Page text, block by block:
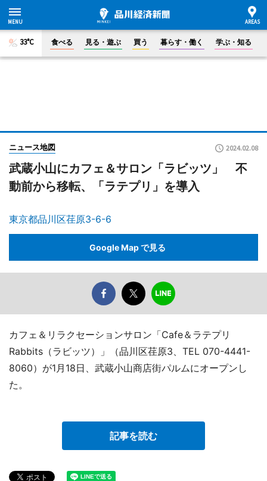
33°C 食べる 見る・遊ぶ 買う 暮らす・働く 学ぶ・知る
ニュース地図 2024.02.08
武蔵小山にカフェ＆サロン「ラビッツ」 不
動前から移転、「ラテプリ」を導入
東京都品川区荏原3-6-6
Google Map で見る
カフェ＆リラクセーションサロン「Cafe＆ラテプリ
Rabbits（ラビッツ）」（品川区荏原3、TEL 070-4441-
8060）が1月18日、武蔵小山商店街パルムにオープンし
た。
記事を読む